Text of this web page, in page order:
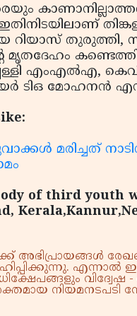
റിയാസ്
മൃതദേഹം
എംഎല്‍എ,
ടിഒ മോഹനന്‍
മരിച്ചത്
of third youth
അഭിപ്രായങ്ങൾ
എന്നാൽ
വിദ്വേഷ -
നിയമനടപടി